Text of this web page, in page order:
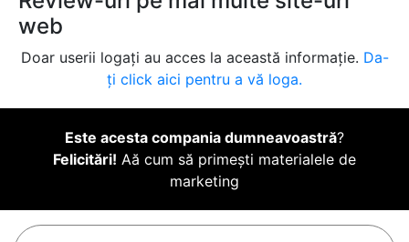
web
Doar userii logați au acces la această informație. Da-
ți click aici pentru a vă loga.
Este acesta compania dumneavoastră?
Felicitări! Aă cum să primești materialele de
marketing